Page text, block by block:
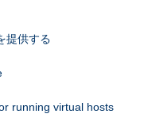
提供する
running virtual hosts